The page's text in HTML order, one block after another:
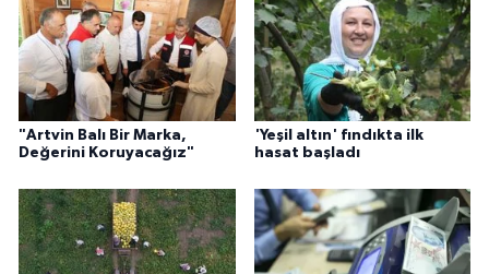
"Artvin Balı Bir Marka,
Değerini Koruyacağız"
'Yeşil altın' fındıkta ilk
hasat başladı